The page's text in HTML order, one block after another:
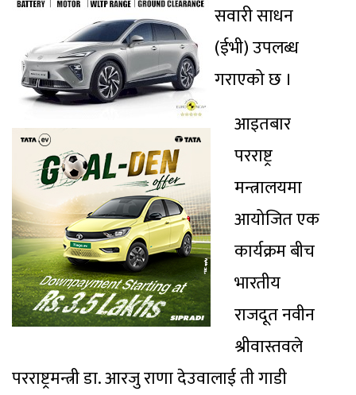
सवारी साधन
(ईभी) उपलब्ध
गराएको छ ।
आइतबार
परराष्ट्र
मन्त्रालयमा
आयोजित एक
कार्यक्रम बीच
भारतीय
राजदूत नवीन
श्रीवास्तवले
परराष्ट्रमन्त्री डा. आरजु राणा देउवालाई ती गाडी